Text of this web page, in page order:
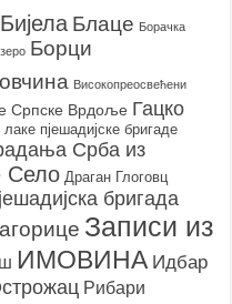
Бијела Блаце Борачкa
Борци
Високопреосвећени
Српске Врдоље Гацко
пјешадијске бригаде
Срба из
Село Драган Глоговц
бригада
Записи из
ИМОВИНА Идбар
Рибари